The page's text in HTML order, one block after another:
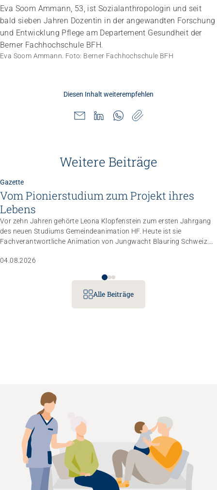
Eva Soom Ammann, 53, ist Sozialanthropologin und seit
bald sieben Jahren Dozentin in der angewandten Forschung
und Entwicklung Pflege am Departement Gesundheit der
Berner Fachhochschule BFH.
Eva Soom Ammann. Foto: Berner Fachhochschule BFH
Diesen Inhalt weiterempfehlen
Weitere Beiträge
Gazette
Vom Pionierstudium zum Projekt ihres
Lebens
Vor zehn Jahren gehörte Leona Klopfenstein zum ersten Jahrgang
des neuen Studiums Gemeindeanimation HF. Heute ist sie
Fachverantwortliche Animation von Jungwacht Blauring Schweiz.
gemanagt hat, wartet nun ihr persönliches Grossprojekt.
04.08.2026
Alle Beiträge